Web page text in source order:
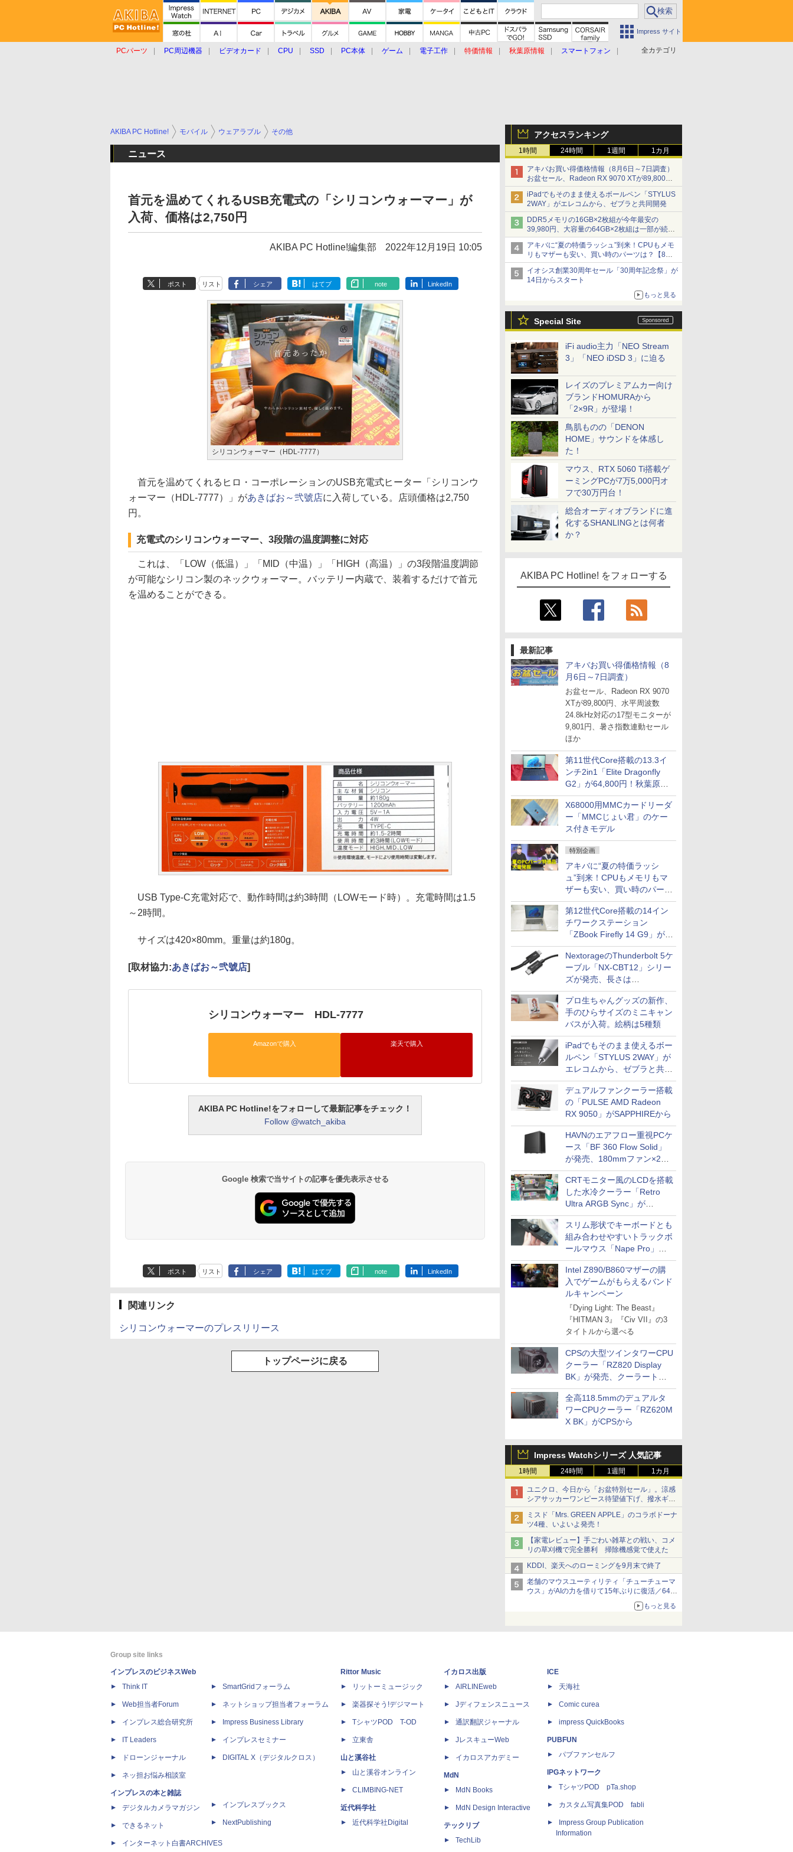
Impress サイト
全カテゴリ
PCパーツ PC周辺機器 ビデオカード CPU SSD PC本体 ゲーム 電子工作 特価情報 秋葉原情報
スマートフォン
アクセスランキング
1時間 24時間 1週間 1カ月
アキバお買い得価格情報（8月6日～7日調査）
お盆セール、Radeon RX 9070 XTが89,800
円、水平周波数24.8kHz対応の17型モニターが
9,801円、暑さ指数連動セール ほか
iPadでもそのまま使えるボールペン「STYLUS
2WAY」がエレコムから、ゼブラと共同開発
DDR5メモリの16GB×2枚組が今年最安の
39,980円、大容量の64GB×2枚組は一部が続騰
[8月前半のメモリ価格]
アキバに“夏の特価ラッシュ”到来！CPUもメモ
リもマザーも安い、買い時のパーツは？【8月7
日(金)22時配信】
イオシス創業30周年セール「30周年記念祭」が
14日からスタート
もっと見る
Special Site
iFi audio主力「NEO Stream
3」「NEO iDSD 3」に迫る
レイズのプレミアムカー向け
ブランドHOMURAから
「2×9R」が登場！
鳥肌ものの「DENON
HOME」サウンドを体感し
た！
マウス、RTX 5060 Ti搭載ゲ
ーミングPCが7万5,000円オ
フで30万円台！
総合オーディオブランドに進
化するSHANLINGとは何者
か？
AKIBA PC Hotline! をフォローする
最新記事
アキバお買い得価格情報（8
月6日～7日調査）
お盆セール、Radeon RX 9070
XTが89,800円、水平周波数
24.8kHz対応の17型モニターが
9,801円、暑さ指数連動セール
ほか
第11世代Core搭載の13.3イ
ンチ2in1「Elite Dragonfly
G2」が64,800円！秋葉原で
中古PCセール
X68000用MMCカードリーダ
ー「MMCじょい君」のケー
ス付きモデル
特別企画
アキバに“夏の特価ラッシ
ュ”到来！CPUもメモリもマ
ザーも安い、買い時のパーツ
は？【8月7日(金)22時配信】
第12世代Core搭載の14イン
チワークステーション
「ZBook Firefly 14 G9」が
79,800円！秋葉原で中古PC
セール
NextorageのThunderbolt 5ケ
ーブル「NX-CBT12」シリー
ズが発売、長さは
30cm/50cm/1mの3種類
プロ生ちゃんグッズの新作、
手のひらサイズのミニキャン
バスが入荷。絵柄は5種類
iPadでもそのまま使えるボー
ルペン「STYLUS 2WAY」が
エレコムから、ゼブラと共同
開発
デュアルファンクーラー搭載
の「PULSE AMD Radeon
RX 9050」がSAPPHIREから
HAVNのエアフロー重視PCケ
ース「BF 360 Flow Solid」
が発売、180mmファン×2搭
載
CRTモニター風のLCDを搭載
した水冷クーラー「Retro
Ultra ARGB Sync」が
Thermaltakeから
スリム形状でキーボードとも
組み合わせやすいトラックボ
ールマウス「Nape Pro」が
Keychronから
Intel Z890/B860マザーの購
入でゲームがもらえるバンド
ルキャンペーン
『Dying Light: The Beast』
『HITMAN 3』『Civ VII』の3
タイトルから選べる
CPSの大型ツインタワーCPU
クーラー「RZ820 Display
BK」が発売、クーラートッ
プに5インチ液晶搭載
全高118.5mmのデュアルタ
ワーCPUクーラー「RZ620M
X BK」がCPSから
Impress Watchシリーズ 人気記事
1時間 24時間 1週間 1カ月
ユニクロ、今日から「お盆特別セール」。涼感
シアサッカーワンピース待望値下げ、撥水ギア
ショーツは1990円に
ミスド「Mrs. GREEN APPLE」のコラボドーナ
ツ4種、いよいよ発売！
【家電レビュー】手ごわい雑草との戦い、コメ
リの草刈機で完全勝利 掃除機感覚で使えた
KDDI、楽天へのローミングを9月末で終了
老舗のマウスユーティリティ「チューチューマ
ウス」がAIの力を借りて15年ぶりに復活／64bit
化、Windows 10/11、「Chrome」も走り回
る。復活記念で2026年末まで500円
もっと見る
AKIBA PC Hotline! モバイル ウェアラブル その他
ニュース
首元を温めてくれるUSB充電式の「シリコンウォーマー」が
入荷、価格は2,750円
AKIBA PC Hotline!編集部 2022年12月19日 10:05
ポスト リスト シェア はてブ note LinkedIn
シリコンウォーマー（HDL-7777）
首元を温めてくれるヒロ・コーポレーションのUSB充電式ヒーター「シリコンウ
ォーマー（HDL-7777）」があきばお～弐號店に入荷している。店頭価格は2,750
円。
充電式のシリコンウォーマー、3段階の温度調整に対応
これは、「LOW（低温）」「MID（中温）」「HIGH（高温）」の3段階温度調節
が可能なシリコン製のネックウォーマー。バッテリー内蔵で、装着するだけで首元
を温めることができる。
USB Type-C充電対応で、動作時間は約3時間（LOWモード時）。充電時間は1.5
～2時間。
サイズは420×80mm。重量は約180g。
[取材協力:あきばお～弐號店]
シリコンウォーマー HDL-7777
Amazonで購入 楽天で購入
AKIBA PC Hotline!をフォローして最新記事をチェック！
Follow @watch_akiba
Google 検索で当サイトの記事を優先表示させる
ポスト リスト シェア はてブ note LinkedIn
関連リンク
シリコンウォーマーのプレスリリース
トップページに戻る
Group site links
インプレスのビジネスWeb
Think IT
Web担当者Forum
インプレス総合研究所
IT Leaders
ドローンジャーナル
ネッ担お悩み相談室
インプレスの本と雑誌
デジタルカメラマガジン
できるネット
インターネット白書ARCHIVES
SmartGridフォーラム
ネットショップ担当者フォーラム
Impress Business Library
インプレスセミナー
DIGITAL X（デジタルクロス）
インプレスブックス
NextPublishing
Rittor Music
リットーミュージック
楽器探そう!デジマート
TシャツPOD T-OD
立東舎
山と溪谷社
山と溪谷オンライン
CLIMBING-NET
近代科学社
近代科学社Digital
イカロス出版
AIRLINEweb
Jディフェンスニュース
通訳翻訳ジャーナル
JレスキューWeb
イカロスアカデミー
MdN
MdN Books
MdN Design Interactive
テックリブ
TechLib
ICE
天海社
Comic curea
impress QuickBooks
PUBFUN
パブファンセルフ
IPGネットワーク
TシャツPOD pTa.shop
カスタム写真集POD fabli
Impress Group Publication
Information